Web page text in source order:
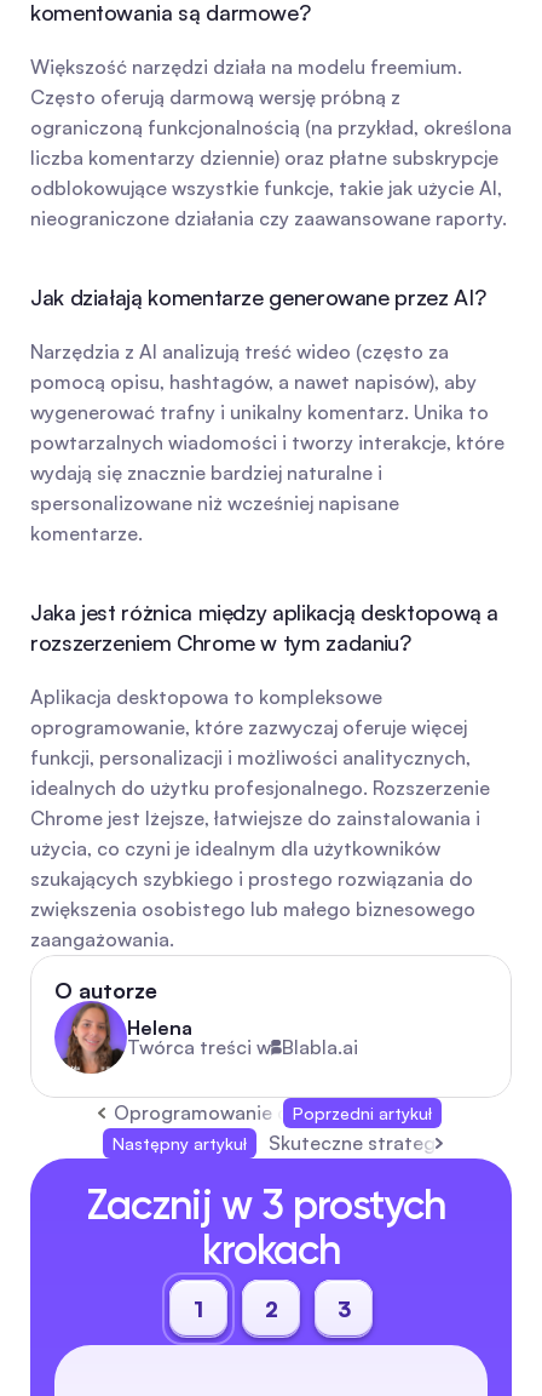
komentowania są darmowe?
Większość narzędzi działa na modelu freemium.
Często oferują darmową wersję próbną z
ograniczoną funkcjonalnością (na przykład, określona
liczba komentarzy dziennie) oraz płatne subskrypcje
odblokowujące wszystkie funkcje, takie jak użycie AI,
nieograniczone działania czy zaawansowane raporty.
Jak działają komentarze generowane przez AI?
Narzędzia z AI analizują treść wideo (często za
pomocą opisu, hashtagów, a nawet napisów), aby
wygenerować trafny i unikalny komentarz. Unika to
powtarzalnych wiadomości i tworzy interakcje, które
wydają się znacznie bardziej naturalne i
spersonalizowane niż wcześniej napisane
komentarze.
Jaka jest różnica między aplikacją desktopową a
rozszerzeniem Chrome w tym zadaniu?
Aplikacja desktopowa to kompleksowe
oprogramowanie, które zazwyczaj oferuje więcej
funkcji, personalizacji i możliwości analitycznych,
idealnych do użytku profesjonalnego. Rozszerzenie
Chrome jest lżejsze, łatwiejsze do zainstalowania i
użycia, co czyni je idealnym dla użytkowników
szukających szybkiego i prostego rozwiązania do
zwiększenia osobistego lub małego biznesowego
zaangażowania.
O autorze
Helena
Twórca treści w Blabla.ai
Oprogramowanie do automatyzacji obsługi
Poprzedni artykuł
Następny artykuł
Skuteczne strategie na
Zacznij w 3 prostych
krokach
1 2 3